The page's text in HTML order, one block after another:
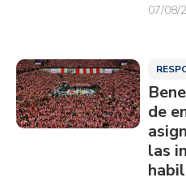
07/08/
de
las